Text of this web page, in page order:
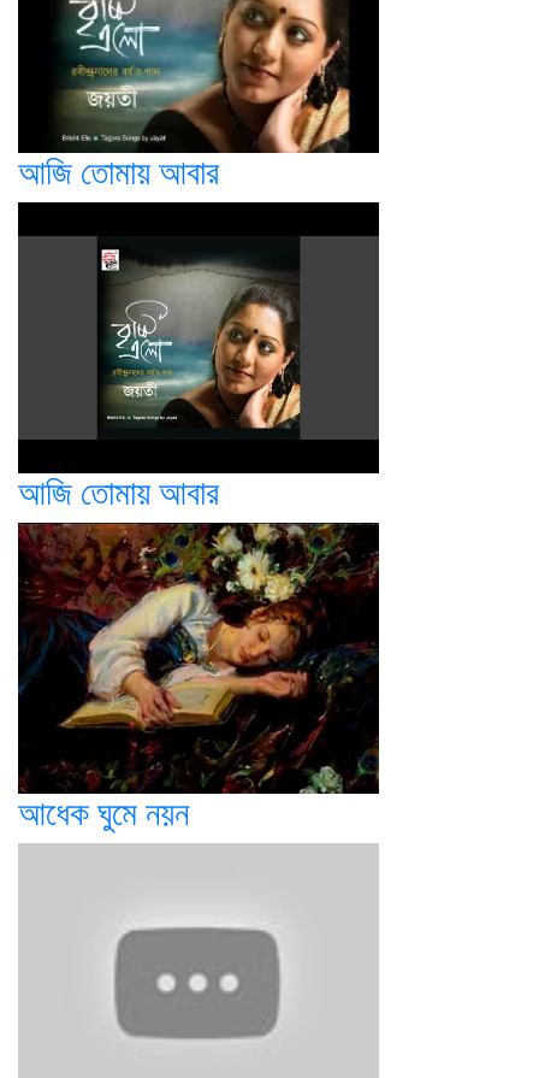
আজি তোমায় আবার
আজি তোমায় আবার
আধেক ঘুমে নয়ন